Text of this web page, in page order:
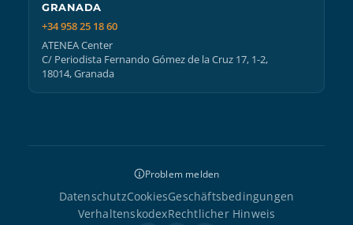
GRANADA
+34 958 25 18 60
ATENEA Center
C/ Periodista Fernando Gómez de la Cruz 17, 1-2,
18014, Granada
Problem melden
DatenschutzCookiesGeschäftsbedingungen
VerhaltenskodexRechtlicher Hinweis